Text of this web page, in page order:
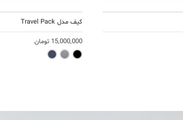
کیف مدل Travel Pack
15,000,000 تومان
Black
Gray
Navy